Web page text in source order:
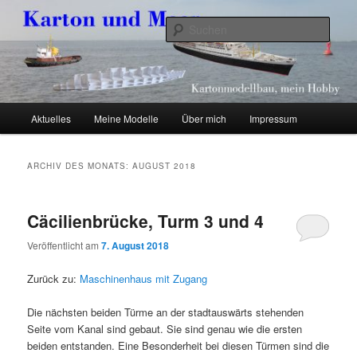
primären
Inhalt
springen
sekundären
Inhalt
springenKarton und Meer
Kartonmodellbau, mein Hobby
Aktuelles Meine Modelle Über mich Impressum
ARCHIV DES MONATS:AUGUST 2018
Cäcilienbrücke, Turm 3 und 4
Veröffentlicht am7. August 2018
Zurück zu: Maschinenhaus mit Zugang
Die nächsten beiden Türme an der stadtauswärts stehenden
Seite vom Kanal sind gebaut. Sie sind genau wie die ersten
beiden entstanden. Eine Besonderheit bei diesen Türmen sind die